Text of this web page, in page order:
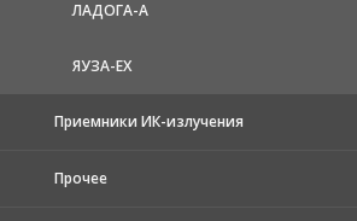
ЛАДОГА-А
ЯУЗА-ЕХ
Приемники ИК-излучения
Прочее